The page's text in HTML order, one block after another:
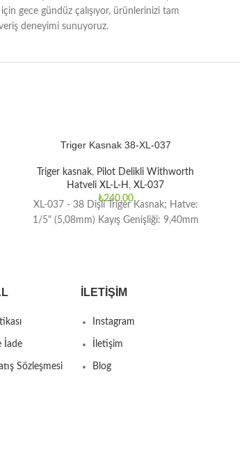
için gece gündüz çalışıyor, ürünlerinizi tam
deneyimi sunuyoruz.
Triger Kasnak 38-XL-037
Triger kasnak, Pilot Delikli Withworth
Hatveli XL-L-H , XL-037
₺240,00
XL-037 - 38 Dişli Triger Kasnak; Hatve:
1/5" (5,08mm) Kayış Genişliği: 9,40mm
İade
Sözleşmesi
İLETIŞIM
Instagram
İletişim
Blog